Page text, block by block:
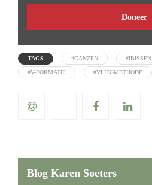
Doneer
TAGS #GANZEN #IBISSEN
#V-FORMATIE #VLIEGMETHODE
Blog Karen Soeters